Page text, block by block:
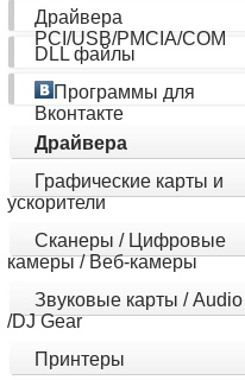
Драйвера
PCI/USB/PMCIA/COM
DLL файлы
Программы для
Вконтакте
Драйвера
Графические карты и
ускорители
Сканеры / Цифровые
камеры / Веб-камеры
Звуковые карты / Audio
/DJ Gear
Принтеры